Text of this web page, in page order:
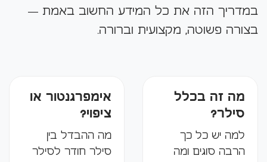
במדריך הזה את כל המידע החשוב באמת —
בצורה פשוטה, מקצועית וברורה.
מה זה בכלל
סילר?
למה יש כל כך
הרבה סוגים ומה
אימפרגנטור או
ציפוי?
מה ההבדל בין
סילר חודר לסילר